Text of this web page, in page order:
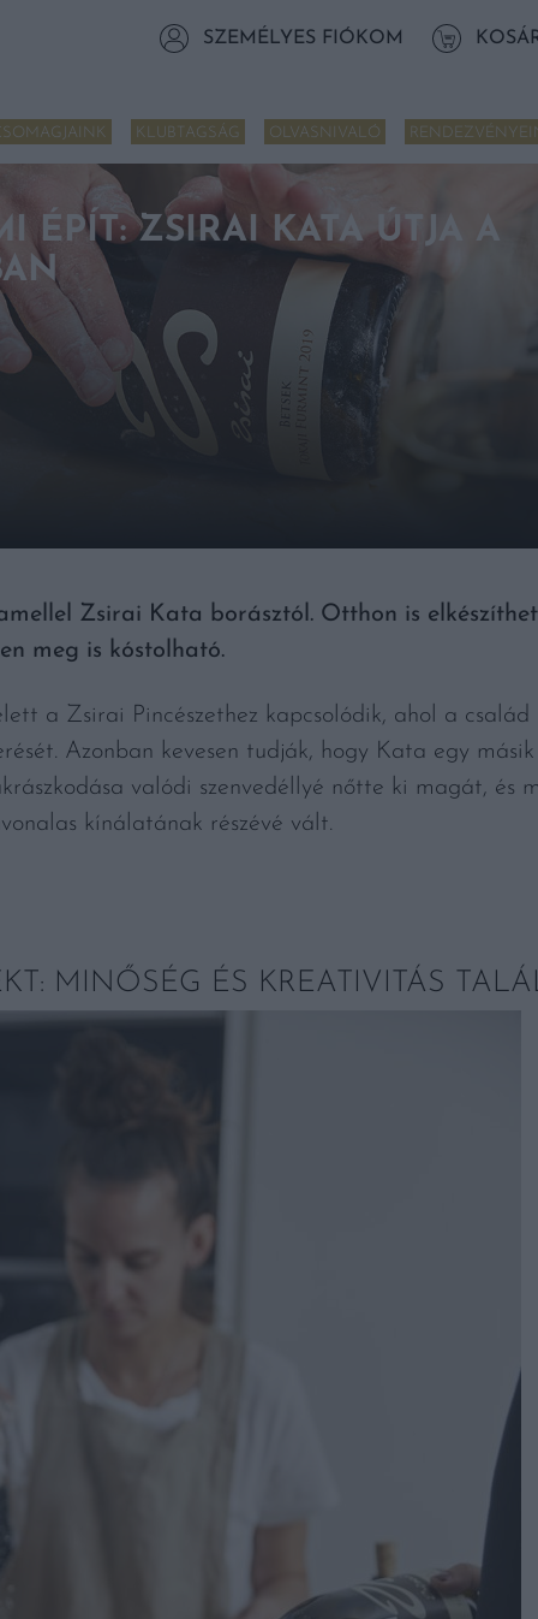
SZEMÉLYES FIÓKOM
KLUBTAGSÁG OLVASNIVALÓ
ÉPÍT: ZSIRAI KATA ÚTJA A
Zsirai Kata borásztól. Otthon is
meg is kóstolható.
a Zsirai Pincészethez kapcsolódik, ahol a
Azonban kevesen tudják, hogy Kata egy
valódi szenvedéllyé nőtte ki magát, és
kínálatának részévé vált.
MINŐSÉG ÉS KREATIVITÁS